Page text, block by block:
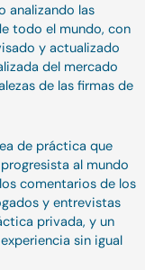
analizando las
todo el mundo, con
y actualizado
del mercado
de las firmas de
de práctica que
al mundo
comentarios de los
y entrevistas
privada, y un
sin igual